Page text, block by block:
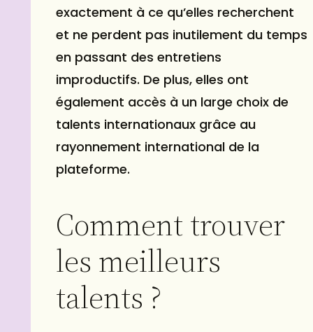
exactement à ce qu’elles recherchent
et ne perdent pas inutilement du temps
en passant des entretiens
improductifs. De plus, elles ont
également accès à un large choix de
talents internationaux grâce au
rayonnement international de la
plateforme.
Comment trouver
les meilleurs
talents ?